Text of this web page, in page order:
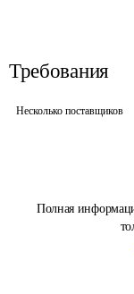
Полная
Требования
Несколько поставщиков